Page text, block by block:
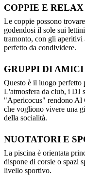
COPPIE E RELAX
Le coppie possono
godendosi il sole sui
tramonto, con gli aperitivi
perfetto da condividere.
GRUPPI DI
Questo è il luogo perfetto
L'atmosfera da club, i DJ
"Apericocus" rendono Al
che vogliono vivere una
della socialità.
NUOTATORI E
La piscina è orientata
dispone di corsie o spazi
livello sportivo.